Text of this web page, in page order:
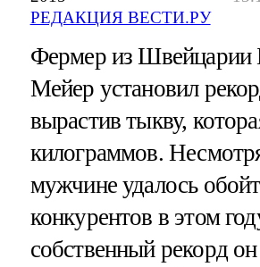
РЕДАКЦИЯ ВЕСТИ.РУ
Фермер из Швейцарии
Мейер установил
вырастив тыкву,
килограммов.
мужчине удалось
конкурентов в этом
собственный рекорд